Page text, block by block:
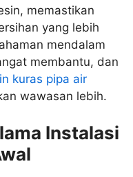
memastikan
yang lebih
mendalam
membantu, dan
kuras pipa air
wawasan lebih.
Instalasi